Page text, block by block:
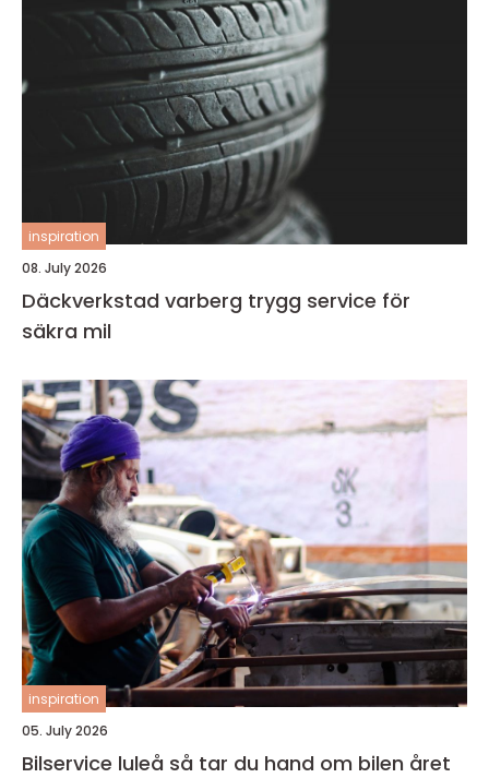
inspiration
08. July 2026
Däckverkstad varberg trygg service för
säkra mil
inspiration
05. July 2026
Bilservice luleå så tar du hand om bilen året